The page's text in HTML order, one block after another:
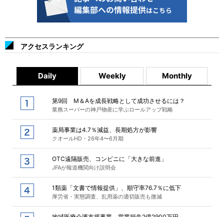
アクセスランキング
Daily Weekly Monthly
第9回 M＆Aを成長戦略として成功させるには？
業務スーパーの神戸物産に学ぶロールアップ戦略
薬局事業は4.7％減益、長期処方が影響
クオールHD・26年4〜6月期
OTC遠隔販売、コンビニに「大きな前進」
JFAが報道機関向け説明会
1類薬「文書で情報提供」、順守率76.7％に低下
厚労省・実態調査、乱用薬の適切販売も微減